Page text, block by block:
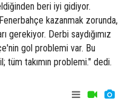
beri iyi gidiyor.
kazanmak zorunda,
gerekiyor. Derbi saydığımız
gol problemi var. Bu
tüm takımın problemi." dedi.